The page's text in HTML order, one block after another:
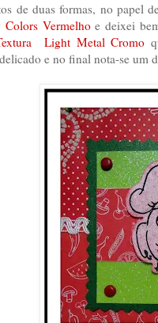
de duas formas, no papel
Colors Vermelhoe deixei
Light Metal Cromo
e no final nota-se um